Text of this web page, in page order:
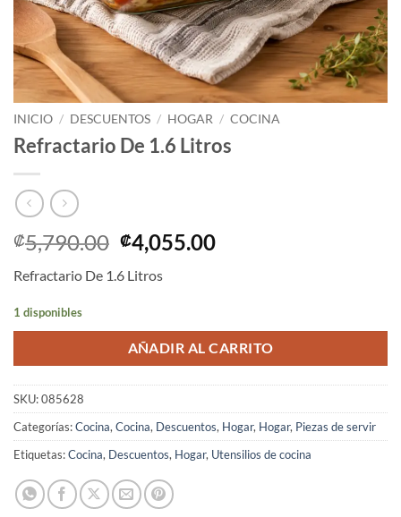
INICIO / DESCUENTOS / HOGAR / COCINA
Refractario De 1.6 Litros
₡5,790.00 El
precio
original
₡5,790.00.
₡4,055.00El
₡4,055.00.
Refractario De 1.6 Litros
1 disponibles
AÑADIR AL CARRITO
SKU:085628
Categorías:Cocina, Cocina, Descuentos, Hogar, Hogar, Piezas de servir
Etiquetas:Cocina, Descuentos, Hogar, Utensilios de cocina